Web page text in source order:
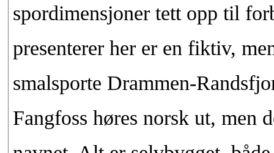
spordimensjoner tett opp til
presenterer her er en fiktiv,
smalsporte Drammen-
Fangfoss høres norsk ut, men